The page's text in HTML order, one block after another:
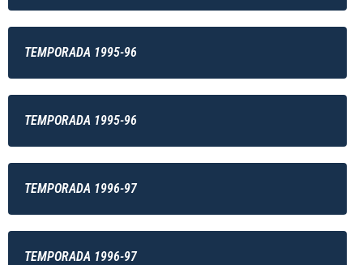
TEMPORADA 1995-96
TEMPORADA 1995-96
TEMPORADA 1996-97
TEMPORADA 1996-97